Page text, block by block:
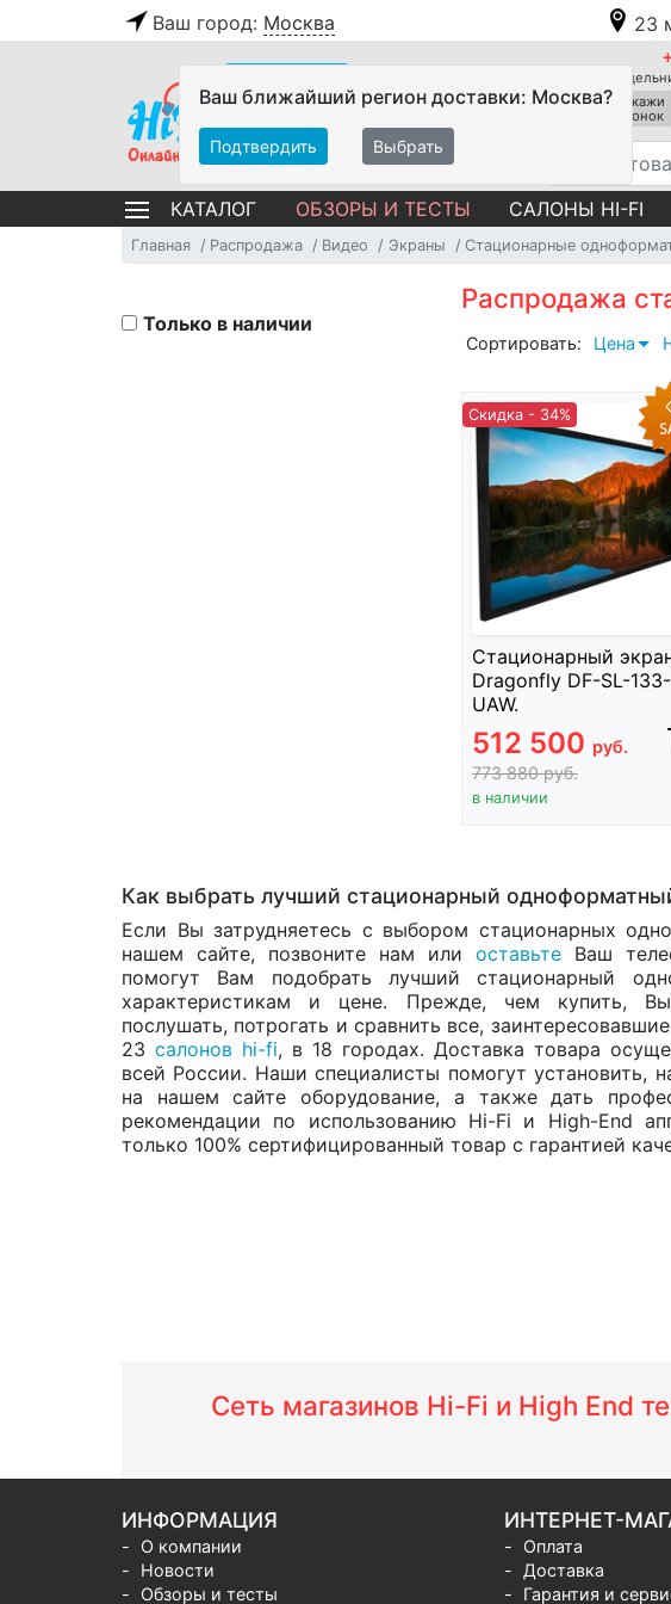
Ваш город: Москва 23
Ваш ближайший регион доставки: Москва?
Подтвердить Выбрать
Закажи
звонок
КАТАЛОГ ОБЗОРЫ И ТЕСТЫ САЛОНЫ HI-FI
Главная Распродажа Видео Экраны Стационарные
Распродажа
Сортировать: Цена
Скидка - 34%
Стационарный
Dragonfly DF-SL-133-
UAW.
512 500 руб.
773 880руб.
в наличии
Только в наличии
Как выбрать лучший стационарный
Если Вы затрудняетесь с выбором стационарных
нашем сайте, позвоните нам илиоставьте Ваш
помогут Вам подобрать лучший стационарный
характеристикам и цене. Прежде, чем купить,
послушать, потрогать и сравнить все,
23 салонов hi-fi, в 18 городах. Доставка товара
всей России. Наши специалисты помогут установить,
на нашем сайте оборудование, а также дать
рекомендации по использованию Hi-Fi и High-End
только 100% сертифицированный товар с гарантией
Сеть магазинов Hi-Fi и High End
ИНФОРМАЦИЯ
О компании
Новости
Обзоры и тесты
ИНТЕРНЕТ-
Оплата
Доставка
Гарантия и